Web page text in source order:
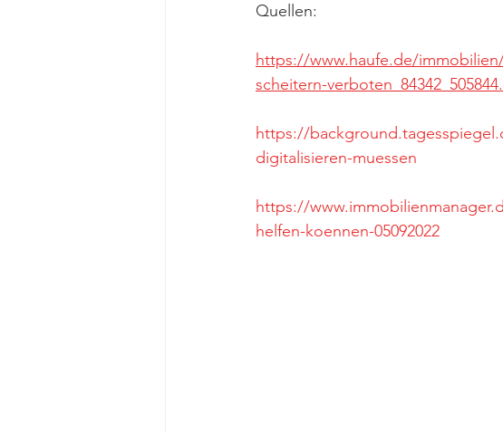
Quellen:
https://www.haufe.de/
scheitern-
https://
digitalisieren-muessen
https://
helfen-koennen-05092022